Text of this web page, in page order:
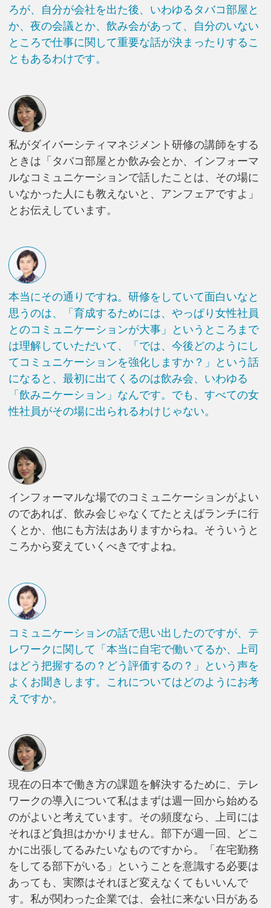
ろが、自分が会社を出た後、いわゆるタバコ部屋と
か、夜の会議とか、飲み会があって、自分のいない
ところで仕事に関して重要な話が決まったりするこ
ともあるわけです。
私がダイバーシティマネジメント研修の講師をする
ときは「タバコ部屋とか飲み会とか、インフォーマ
ルなコミュニケーションで話したことは、その場に
いなかった人にも教えないと、アンフェアですよ」
とお伝えしています。
本当にその通りですね。研修をしていて面白いなと
思うのは、「育成するためには、やっぱり女性社員
とのコミュニケーションが大事」というところまで
は理解していただいて、「では、今後どのようにし
てコミュニケーションを強化しますか？」という話
になると、最初に出てくるのは飲み会、いわゆる
「飲みニケーション」なんです。でも、すべての女
性社員がその場に出られるわけじゃない。
インフォーマルな場でのコミュニケーションがよい
のであれば、飲み会じゃなくてたとえばランチに行
くとか、他にも方法はありますからね。そういうと
ころから変えていくべきですよね。
コミュニケーションの話で思い出したのですが、テ
レワークに関して「本当に自宅で働いてるか、上司
はどう把握するの？どう評価するの？」という声を
よくお聞きします。これについてはどのようにお考
えですか。
現在の日本で働き方の課題を解決するために、テレ
ワークの導入について私はまずは週一回から始める
のがよいと考えています。その頻度なら、上司には
それほど負担はかかりません。部下が週一回、どこ
かに出張してるみたいなものですから。「在宅勤務
をしてる部下がいる」ということを意識する必要は
あっても、実際はそれほど変えなくてもいいんで
す。私が関わった企業では、会社に来ない日がある